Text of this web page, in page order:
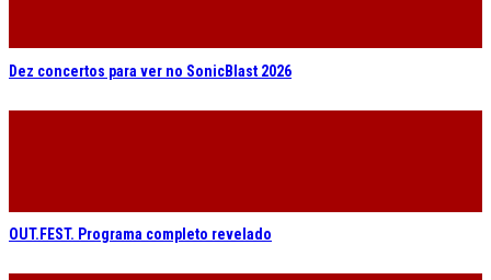
Dez concertos para ver no SonicBlast 2026
OUT.FEST. Programa completo revelado